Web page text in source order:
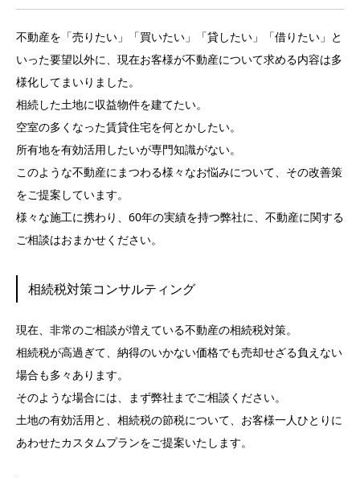
不動産を「売りたい」「買いたい」「貸したい」「借りたい」と
いった要望以外に、現在お客様が不動産について求める内容は多
様化してまいりました。
相続した土地に収益物件を建てたい。
空室の多くなった賃貸住宅を何とかしたい。
所有地を有効活用したいが専門知識がない。
このような不動産にまつわる様々なお悩みについて、その改善策
をご提案しています。
様々な施工に携わり、60年の実績を持つ弊社に、不動産に関する
ご相談はおまかせください。
相続税対策コンサルティング
現在、非常のご相談が増えている不動産の相続税対策。
相続税が高過ぎて、納得のいかない価格でも売却せざる負えない
場合も多々あります。
そのような場合には、まず弊社までご相談ください。
土地の有効活用と、相続税の節税について、お客様一人ひとりに
あわせたカスタムプランをご提案いたします。